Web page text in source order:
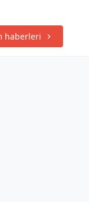
haberleri